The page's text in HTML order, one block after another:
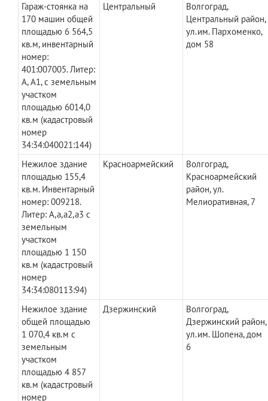
Гараж-стоянка на
170 машин общей
площадью 6 564,5
кв.м, инвентарный
номер:
401:007005. Литер:
А, А1, с земельным
участком
площадью 6014,0
кв.м (кадастровый
номер
34:34:040021:144)
Центральный
Волгоград,
Центральный район,
ул.им. Пархоменко,
дом 58
Нежилое здание
площадью 155,4
кв.м. Инвентарный
номер: 009218.
Литер: А,а,а2,а3 с
земельным
участком
площадью 1 150
кв.м (кадастровый
номер
34:34:080113:94)
Красноармейский
Волгоград,
Красноармейский
район, ул.
Мелиоративная, 7
Нежилое здание
общей площадью
1 070,4 кв.м с
земельным
участком
площадью 4 857
кв.м (кадастровый
номер
Дзержинский
Волгоград,
Дзержинский район,
ул.им. Шопена, дом
6